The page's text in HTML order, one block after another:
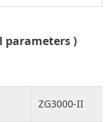
parameters )
ZG3000-II